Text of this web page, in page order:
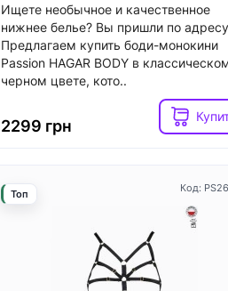
Ищете необычное и качественное
нижнее белье? Вы пришли по
Предлагаем купить боди-монокини
Passion HAGAR BODY в
черном цвете, кото..
2299 грн
Код:
Топ